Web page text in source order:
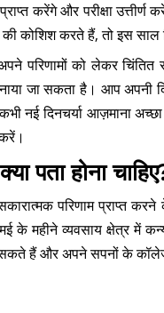
करेंगे और परीक्षा
कोशिश करते हैं, तो इस साल
परिणामों को लेकर
जा सकता है। आप अपनी
नई दिनचर्या आज़माना
पता होना
परिणाम प्राप्त
महीने व्यवसाय क्षेत्र में
कर सकते हैं और अपने सपनों के